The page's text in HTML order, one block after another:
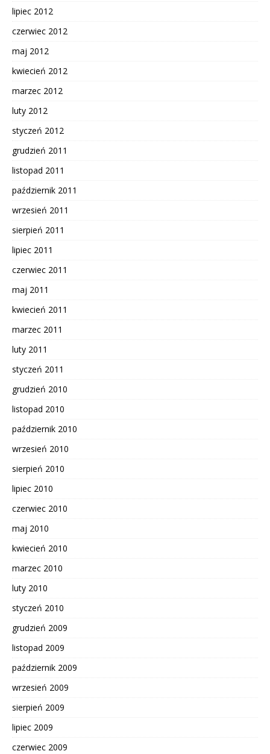
lipiec 2012
czerwiec 2012
maj 2012
kwiecień 2012
marzec 2012
luty 2012
styczeń 2012
grudzień 2011
listopad 2011
październik 2011
wrzesień 2011
sierpień 2011
lipiec 2011
czerwiec 2011
maj 2011
kwiecień 2011
marzec 2011
luty 2011
styczeń 2011
grudzień 2010
listopad 2010
październik 2010
wrzesień 2010
sierpień 2010
lipiec 2010
czerwiec 2010
maj 2010
kwiecień 2010
marzec 2010
luty 2010
styczeń 2010
grudzień 2009
listopad 2009
październik 2009
wrzesień 2009
sierpień 2009
lipiec 2009
czerwiec 2009